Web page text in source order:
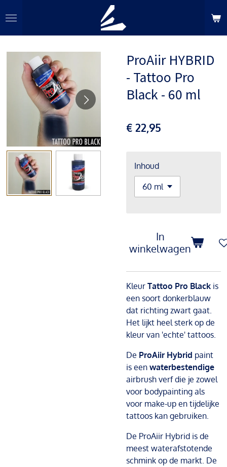
direct
naar
hoofdinhoud
ProAiir HYBRID
- Tattoo Pro
Black - 60 ml
€ 22,95
Inhoud
In
winkelwagen
Kleur Tattoo Pro Black is
een soort donkerblauw
dat richting zwart gaat.
Het lijkt heel sterk op de
kleur van 'echte' tattoos.
De ProAiir Hybrid paint
is een waterbestendige
airbrush verf die je zowel
voor bodypainting als
voor make-up en tijdelijke
tattoos kan gebruiken.
De ProAiir Hybrid is de
meest waterafstotende
schmink op de markt. De